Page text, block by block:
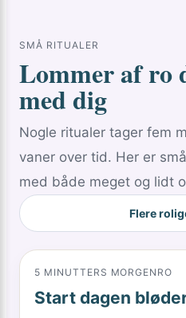
SMÅ RITUALER
Lommer af ro
med dig
Nogle ritualer tager fem
vaner over tid. Her er
med både meget og lidt
Flere
5 MINUTTERS MORGENRO
Start dagen